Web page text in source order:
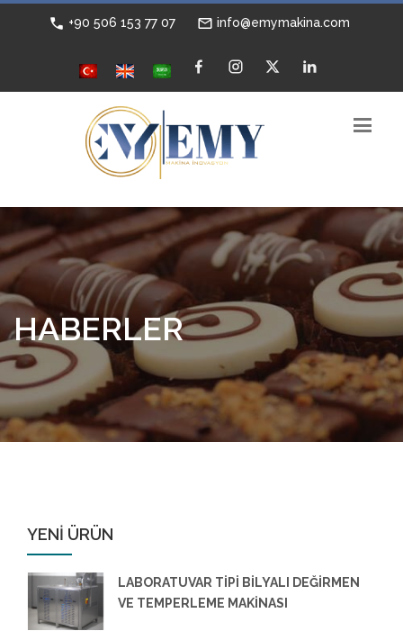
+90 506 153 77 07 info@emymakina.com
HABERLER
YENİ ÜRÜN
LABORATUVAR TİPİ BİLYALI DEĞİRMEN
VE TEMPERLEME MAKİNASI